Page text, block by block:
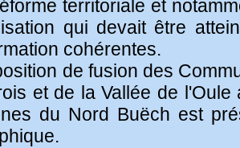
territoriale et
qui devait être
cohérentes.
de fusion des
et de la Vallée de
du Nord Buëch est